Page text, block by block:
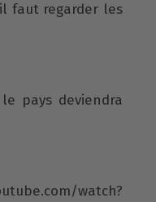
faut regarder les
pays deviendra
watch?